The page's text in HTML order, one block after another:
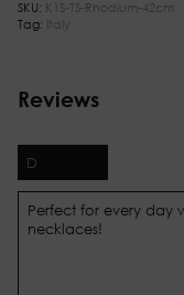
SKU: K1S-TS-Rhodium-42cm
Tag: Italy
Reviews
D
Perfect for every day
necklaces!